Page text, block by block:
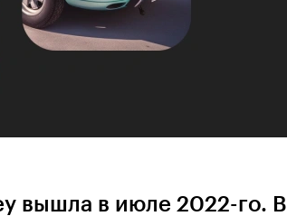
вышла в июле 2022-го. В